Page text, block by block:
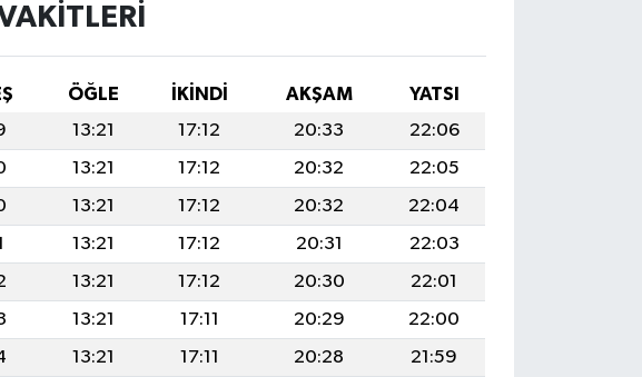
ÖĞLE İKINDI AKŞAM
YATSI
13:21 17:12 20:33
22:06
13:21 17:12 20:32
22:05
13:21 17:12 20:32
22:04
13:21 17:12 20:31
22:03
13:21 17:12 20:30
22:01
13:21 17:11 20:29
22:00
13:21 17:11 20:28
21:59